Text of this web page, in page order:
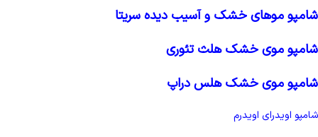
شامپو موهای خشک و آسیب دیده سریتا
شامپو موی خشک هلث تئوری
شامپو موی خشک هلس دراپ
شامپو اویدرای اویدرم